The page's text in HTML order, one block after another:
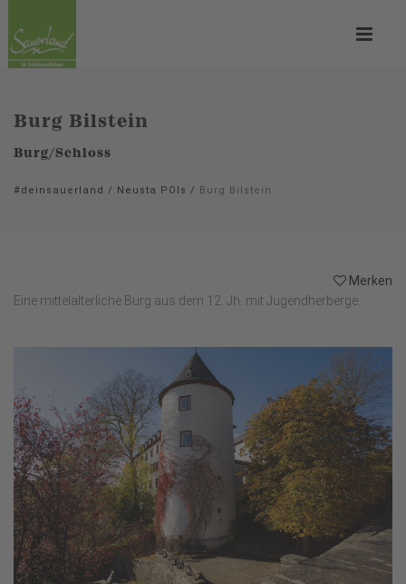
Burg Bilstein
Burg/Schloss
#deinsauerland / Neusta POIs / Burg Bilstein
Merken
Eine mittelalterliche Burg aus dem 12. Jh. mit Jugendherberge.